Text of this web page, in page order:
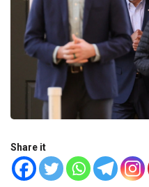
Share it